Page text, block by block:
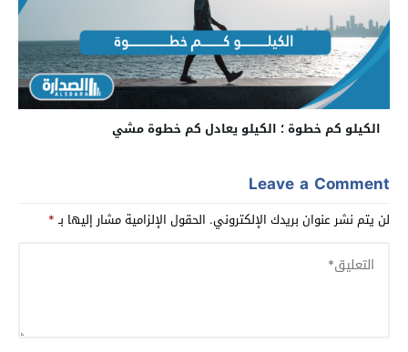
الكيلو كم خطوة ؛ الكيلو يعادل كم خطوة مشي
Leave a Comment
لن يتم نشر عنوان بريدك الإلكتروني. الحقول الإلزامية مشار إليها بـ*